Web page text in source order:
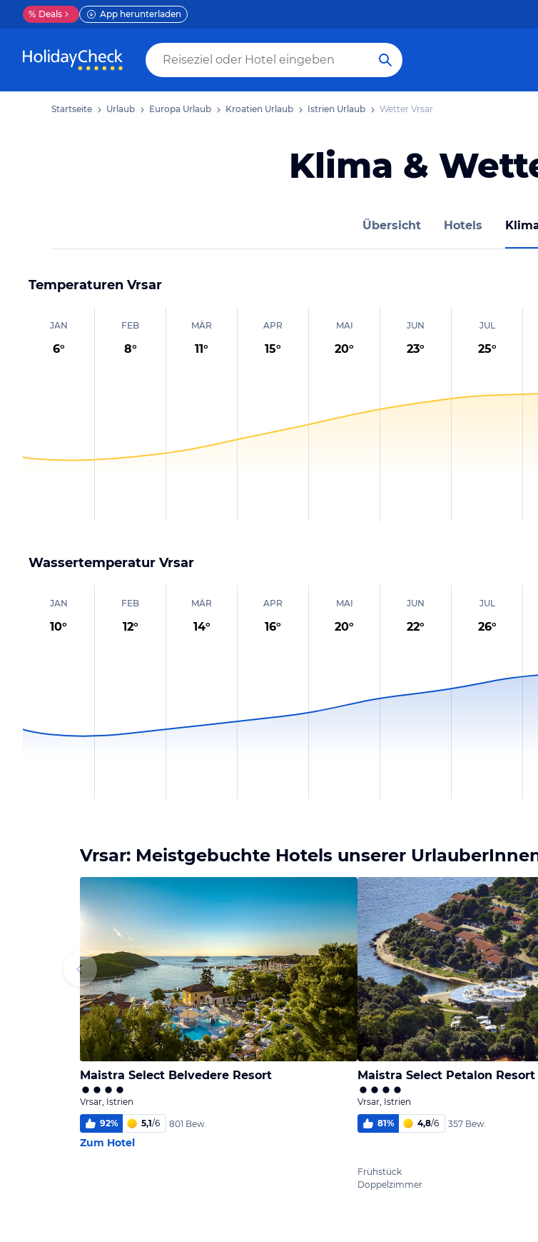
% Deals App herunterladen
Startseite Urlaub Europa Urlaub Kroatien Urlaub Istrien Urlaub Wetter Vrsar
Klima &
Übersicht Hotels
Temperaturen Vrsar
JAN
6°
FEB
8°
MÄR
11°
APR
15°
MAI
20°
JUN
23°
JUL
25°
Wassertemperatur Vrsar
JAN
10°
FEB
12°
MÄR
14°
APR
16°
MAI
20°
JUN
22°
JUL
26°
Vrsar: Meistgebuchte Hotels unserer
Maistra Select Belvedere Resort
Vrsar, Istrien
92% 5,1/6 801 Bew.
Zum Hotel
Maistra Select Petalon Resort
Vrsar, Istrien
81% 4,8/6 357 Bew.
Frühstück
Doppelzimmer